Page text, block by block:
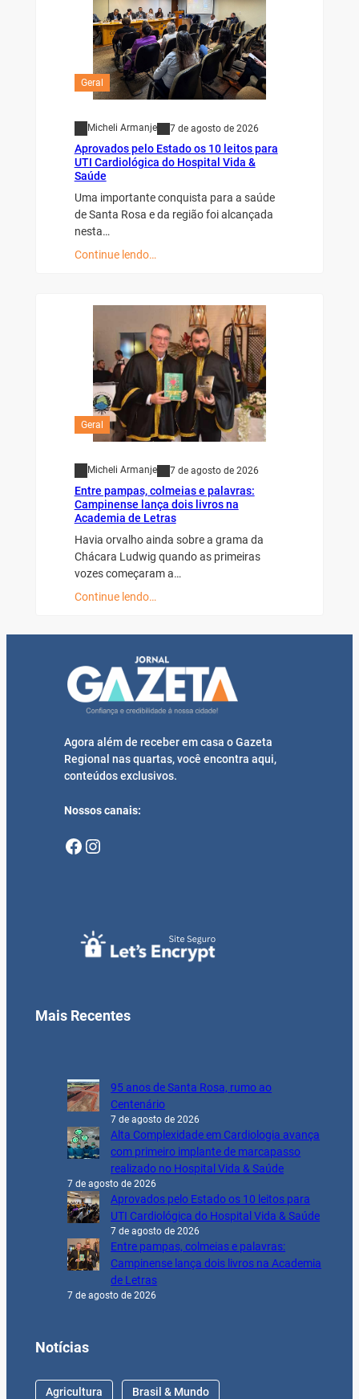
Geral
Micheli Armanje 7 de agosto de 2026
Aprovados pelo Estado os 10 leitos para
UTI Cardiológica do Hospital Vida &
Saúde
Uma importante conquista para a saúde
de Santa Rosa e da região foi alcançada
nesta…
Continue lendo…
Geral
Micheli Armanje 7 de agosto de 2026
Entre pampas, colmeias e palavras:
Campinense lança dois livros na
Academia de Letras
Havia orvalho ainda sobre a grama da
Chácara Ludwig quando as primeiras
vozes começaram a…
Continue lendo…
Agora além de receber em casa o Gazeta
Regional nas quartas, você encontra aqui,
conteúdos exclusivos.
Nossos canais:
Facebook Instagram
Mais Recentes
95 anos de Santa Rosa, rumo ao
Centenário
7 de agosto de 2026
Alta Complexidade em Cardiologia avança
com primeiro implante de marcapasso
realizado no Hospital Vida & Saúde
7 de agosto de 2026
Aprovados pelo Estado os 10 leitos para
UTI Cardiológica do Hospital Vida & Saúde
7 de agosto de 2026
Entre pampas, colmeias e palavras:
Campinense lança dois livros na Academia
de Letras
7 de agosto de 2026
Notícias
Agricultura Brasil & Mundo